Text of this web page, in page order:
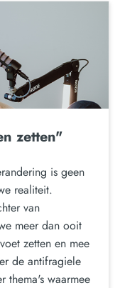
zetten"
is geen
realiteit.
van
meer dan ooit
zetten en mee
de antifragiele
thema's waarmee